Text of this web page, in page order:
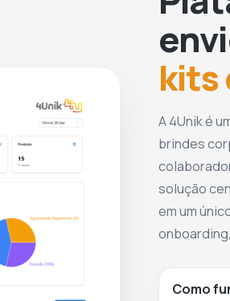
kits
A 4Unik é
brindes
solução
em um
Como